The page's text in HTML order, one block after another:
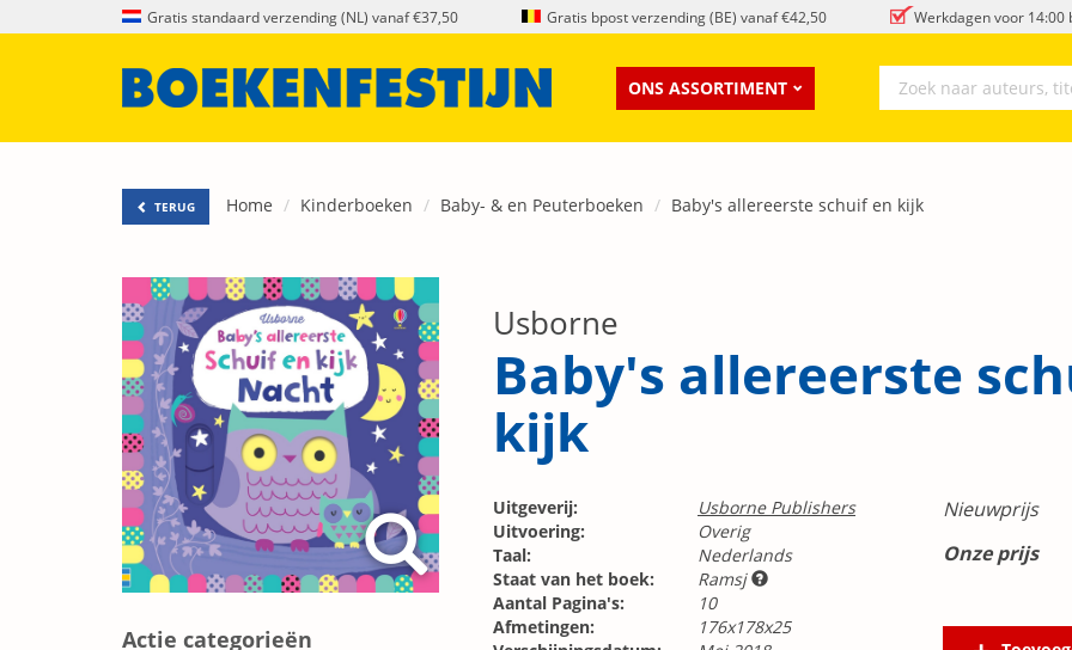
Gratis standaard verzending (NL) vanaf €37,50 Gratis bpost verzending (BE) vanaf €42,50 Werkdagen voor 14:00
ONS ASSORTIMENT
TERUG Home Kinderboeken Baby- & en Peuterboeken Baby's allereerste schuif en kijk
Actie categorieën
Usborne
Baby's allereerste
kijk
Uitgeverij:
Usborne Publishers
Uitvoering:
Overig
Taal:
Nederlands
Staat van het boek:
Ramsj
Aantal Pagina's:
10
Afmetingen:
176x178x25
Nieuwprijs
Onze prijs